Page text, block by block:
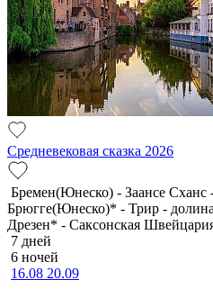
Средневековая сказка 2026
Бремен(Юнеско) - Заансе Сханс
Брюгге(Юнеско)* - Трир -
Дрезен* - Саксонская
7 дней
6 ночей
16.08 20.09